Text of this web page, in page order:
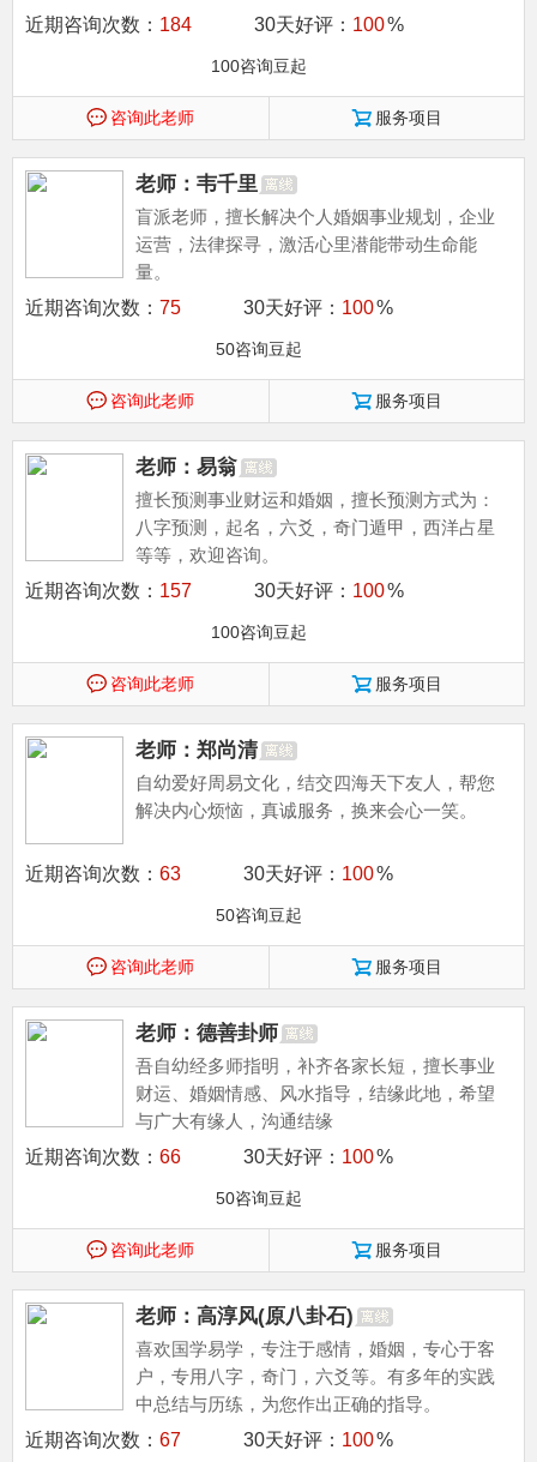
近期咨询次数： 184 30天好评： 100%
100咨询豆起
咨询此老师 服务项目
老师：韦千里
盲派老师，擅长解决个人婚姻事业规划，企业
运营，法律探寻，激活心里潜能带动生命能
量。
近期咨询次数： 75 30天好评： 100%
50咨询豆起
咨询此老师 服务项目
老师：易翁
擅长预测事业财运和婚姻，擅长预测方式为：
八字预测，起名，六爻，奇门遁甲，西洋占星
等等，欢迎咨询。
近期咨询次数： 157 30天好评： 100%
100咨询豆起
咨询此老师 服务项目
老师：郑尚清
自幼爱好周易文化，结交四海天下友人，帮您
解决内心烦恼，真诚服务，换来会心一笑。
近期咨询次数： 63 30天好评： 100%
50咨询豆起
咨询此老师 服务项目
老师：德善卦师
吾自幼经多师指明，补齐各家长短，擅长事业
财运、婚姻情感、风水指导，结缘此地，希望
与广大有缘人，沟通结缘
近期咨询次数： 66 30天好评： 100%
50咨询豆起
咨询此老师 服务项目
老师：高淳风(原八卦石)
喜欢国学易学，专注于感情，婚姻，专心于客
户，专用八字，奇门，六爻等。有多年的实践
中总结与历练，为您作出正确的指导。
近期咨询次数： 67 30天好评： 100%